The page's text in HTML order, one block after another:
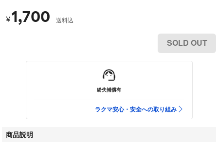
¥1,700 送料込
SOLD OUT
紛失補償有
ラクマ安心・安全への取り組み
商品説明